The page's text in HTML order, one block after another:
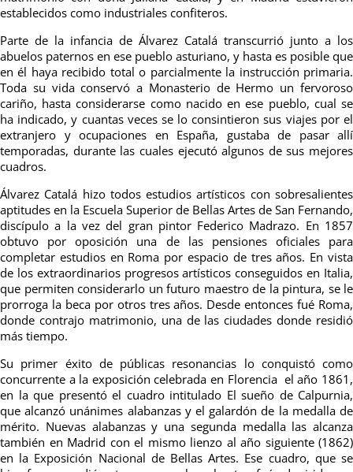
establecidos como industriales confiteros.
Parte de la infancia de Álvarez Catalá transcurrió junto a los
abuelos paternos en ese pueblo asturiano, y hasta es posible que
en él haya recibido total o parcialmente la instrucción primaria.
Toda su vida conservó a Monasterio de Hermo un fervoroso
cariño, hasta considerarse como nacido en ese pueblo, cual se
ha indicado, y cuantas veces se lo consintieron sus viajes por el
extranjero y ocupaciones en España, gustaba de pasar allí
temporadas, durante las cuales ejecutó algunos de sus mejores
cuadros.
Álvarez Catalá hizo todos estudios artísticos con sobresalientes
aptitudes en la Escuela Superior de Bellas Artes de San Fernando,
discípulo a la vez del gran pintor Federico Madrazo. En 1857
obtuvo por oposición una de las pensiones oficiales para
completar estudios en Roma por espacio de tres años. En vista
de los extraordinarios progresos artísticos conseguidos en Italia,
que permiten considerarlo un futuro maestro de la pintura, se le
prorroga la beca por otros tres años. Desde entonces fué Roma,
donde contrajo matrimonio, una de las ciudades donde residió
más tiempo.
Su primer éxito de públicas re­sonancias lo conquistó como
concurrente a la exposición celebrada en Florencia el año 1861,
en la que presentó el cuadro intitulado El sueño de Calpurnia,
que alcanzó unánimes alabanzas y el galardón de la medalla de
mérito. Nuevas alabanzas y una segunda medalla las alcanza
también en Madrid con el mismo lienzo al año siguiente (1862)
en la Exposición Nacional de Bellas Artes. Ese cuadro, que se